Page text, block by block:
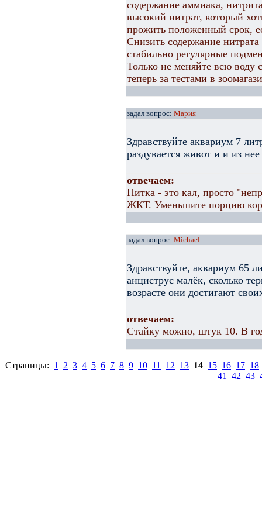
содержание аммиака,
высокий нитрат, который
прожить положенный срок,
Снизить содержание
стабильно регулярные
Только не меняйте всю воду
теперь за тестами в
задал вопрос: Мария
Здравствуйте аквариум 7
раздувается живот и и из
отвечаем:
Нитка - это кал, просто
ЖКТ. Уменьшите порцию
задал вопрос: Michael
Здравствуйте, аквариум 65
анциструс малёк, сколько
возрасте они достигают
отвечаем:
Стайку можно, штук 10. В
Страницы: 1 2 3 4 5 6 7 8 9 10 11 12 13 14 15 16 17 18
41
42 43